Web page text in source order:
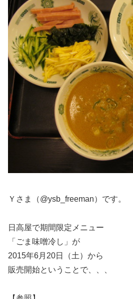
Ｙさま（@ysb_freeman）です。
日高屋で期間限定メニュー
「ごま味噌冷し」が
2015年6月20日（土）から
販売開始ということで、、、